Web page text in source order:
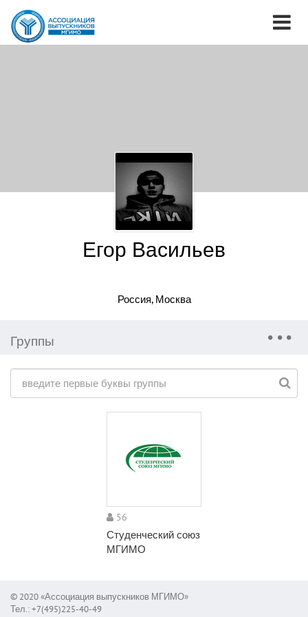
Егор Васильев
Россия, Москва
Группы
56
Студенческий союз
МГИМО
© 2020 «Ассоциация выпускников МГИМО»
Тел.: +7(495)225-40-49